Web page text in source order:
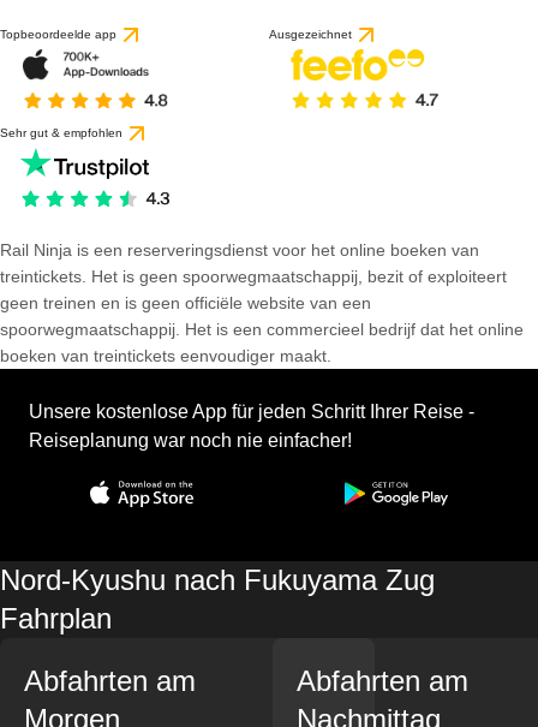
Topbeoordeelde app Ausgezeichnet
Sehr gut & empfohlen
Rail Ninja is een reserveringsdienst voor het online boeken van
treintickets. Het is geen spoorwegmaatschappij, bezit of exploiteert
geen treinen en is geen officiële website van een
spoorwegmaatschappij. Het is een commercieel bedrijf dat het online
boeken van treintickets eenvoudiger maakt.
Unsere kostenlose App für jeden Schritt Ihrer Reise -
Reiseplanung war noch nie einfacher!
Nord-Kyushu nach Fukuyama Zug
Fahrplan
Abfahrten am
Morgen
Abfahrten am
Nachmittag